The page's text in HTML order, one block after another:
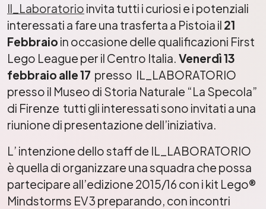
Il_Laboratorio invita tutti i curiosi e i potenziali
interessati a fare una trasferta a Pistoia il 21
Febbraio in occasione delle qualificazioni First
Lego League per il Centro Italia. Venerdì 13
febbraio alle 17 presso IL_LABORATORIO
presso il Museo di Storia Naturale “La Specola”
di Firenze tutti gli interessati sono invitati a una
riunione di presentazione dell’iniziativa.
L’ intenzione dello staff de IL_LABORATORIO
è quella di organizzare una squadra che possa
partecipare all’edizione 2015/16 con i kit Lego®
Mindstorms EV3 preparando, con incontri